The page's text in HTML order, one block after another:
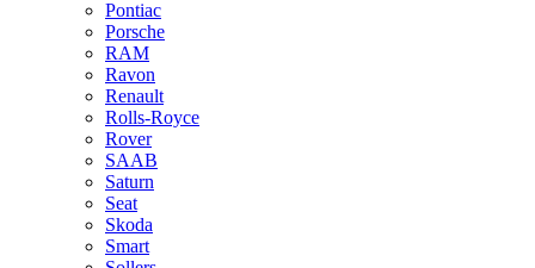
Pontiac
Porsche
RAM
Ravon
Renault
Rolls-Royce
Rover
SAAB
Saturn
Seat
Skoda
Smart